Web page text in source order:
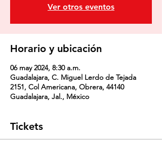
Ver otros eventos
Horario y ubicación
06 may 2024, 8:30 a.m.
Guadalajara, C. Miguel Lerdo de Tejada
2151, Col Americana, Obrera, 44140
Guadalajara, Jal., México
Tickets